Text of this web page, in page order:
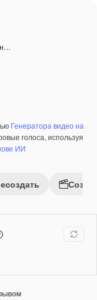
Генератора видео на
голоса, используя
ИИ